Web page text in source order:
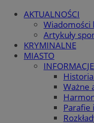
AKTUALNOŚCI
Wiadomości
Artykuły
KRYMINALNE
MIASTO
Ważne
Parafie